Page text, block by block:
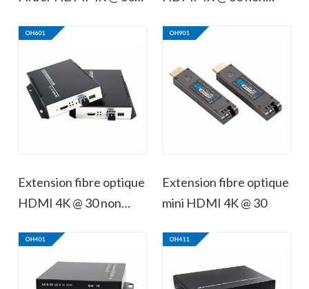
Extension fibre optique
HDMI 4K @ 30 non
Extension fibre optique
mini HDMI 4K @ 30